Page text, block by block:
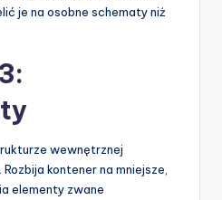
je na osobne schematy niż
wewnętrznej
kontener na mniejsze,
elementy zwane